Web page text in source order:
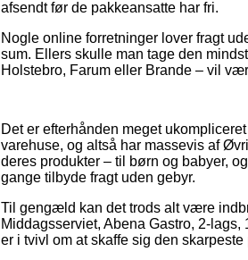
afsendt før de pakkeansatte har fri.
Nogle online forretninger lover fragt
sum. Ellers skulle man tage den
Holstebro, Farum eller Brande – vil
Det er efterhånden meget
varehuse, og altså har massevis af
deres produkter – til børn og babyer,
gange tilbyde fragt uden gebyr.
Til gengæld kan det trods alt være
Middagsserviet, Abena Gastro, 2-
er i tvivl om at skaffe sig den skarpeste